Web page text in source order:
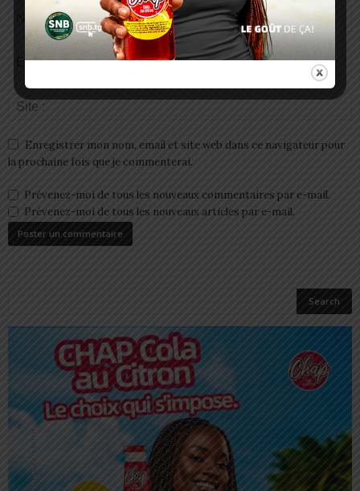
Enregistrer mon nom, email et site web dans ce navigateur pour
la prochaine fois que je commenterai.
Prévenez-moi de tous les nouveaux commentaires par e-mail.
Prévenez-moi de tous les nouveaux articles par e-mail.